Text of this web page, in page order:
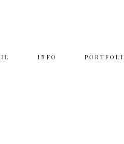
INFO